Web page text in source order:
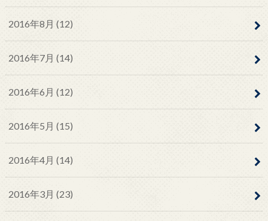
2016年8月 (12)
2016年7月 (14)
2016年6月 (12)
2016年5月 (15)
2016年4月 (14)
2016年3月 (23)